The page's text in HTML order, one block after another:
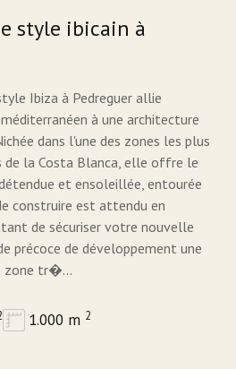
style ibicain à
Ibiza à Pedreguer allie
à une architecture
dans l'une des zones les plus
la Costa Blanca, elle offre le
et ensoleillée, entourée
construire est attendu en
de sécuriser votre nouvelle
précoce de développement une
zone tr�...
1.000 m 2